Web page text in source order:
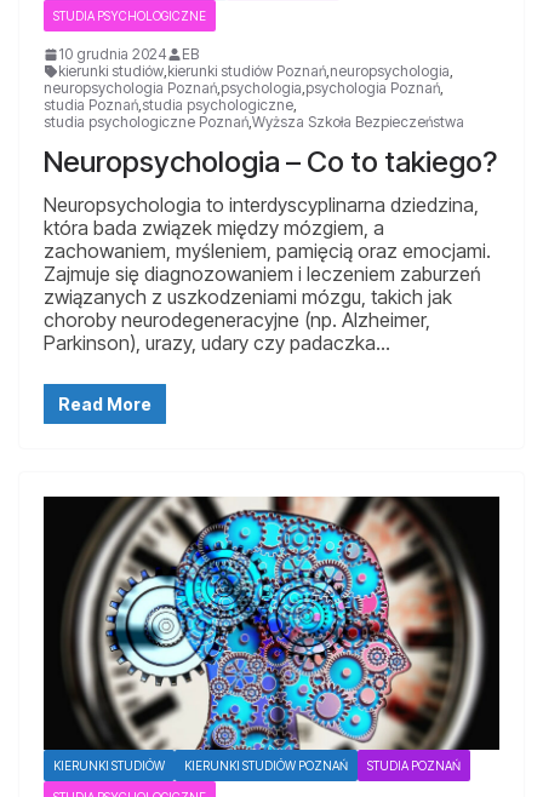
STUDIA PSYCHOLOGICZNE
10 grudnia 2024
EB
kierunki studiów kierunki studiów Poznań neuropsychologia
neuropsychologia Poznań psychologia psychologia Poznań
studia Poznań studia psychologiczne
studia psychologiczne Poznań Wyższa Szkoła Bezpieczeństwa
Neuropsychologia – Co to takiego?
Neuropsychologia to interdyscyplinarna dziedzina,
która bada związek między mózgiem, a
zachowaniem, myśleniem, pamięcią oraz emocjami.
Zajmuje się diagnozowaniem i leczeniem zaburzeń
związanych z uszkodzeniami mózgu, takich jak
choroby neurodegeneracyjne (np. Alzheimer,
Parkinson), urazy, udary czy padaczka…
Read More
KIERUNKI STUDIÓW KIERUNKI STUDIÓW POZNAŃ STUDIA POZNAŃ